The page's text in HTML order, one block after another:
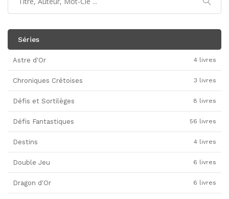
Séries
Astre d'Or 4 livres
Chroniques Crétoises 3 livres
Défis et Sortilèges 8 livres
Défis Fantastiques 56 livres
Destins 4 livres
Double Jeu 6 livres
Dragon d'Or 6 livres